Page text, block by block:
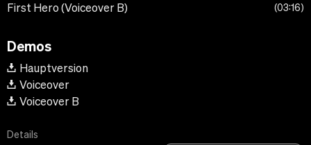
First Hero (Voiceover B) 03:16
Demos
Hauptversion
Voiceover
Voiceover B
Details